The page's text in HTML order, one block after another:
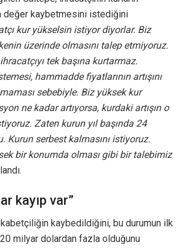
değer kaybetmesini istediğini
kur yükselsin istiyor diyorlar. Biz
üzerinde olmasını talep etmiyoruz.
tek başına kurtarmaz.
hammadde fiyatlarının artışını
sebebiyle. Biz yüksek kur
ne kadar artıyorsa, kurdaki artışın o
Zaten kurun yıl başında 24
Kurun serbest kalmasını istiyoruz.
bir konumda olması gibi bir talebimiz
kayıp var”
kaybedildiğini, bu durumun ilk
milyar dolardan fazla olduğunu